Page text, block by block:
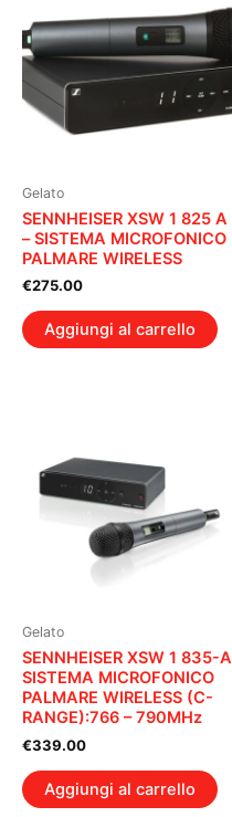
Gelato
SENNHEISER XSW 1 825 A
– SISTEMA MICROFONICO
PALMARE WIRELESS
€275.00
Aggiungi al carrello
Gelato
SENNHEISER XSW 1 835-A
SISTEMA MICROFONICO
PALMARE WIRELESS (C-
RANGE):766 – 790MHz
€339.00
Aggiungi al carrello